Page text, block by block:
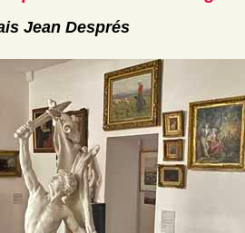
Jean Després